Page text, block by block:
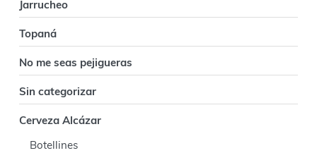
l
Jarrucheo
Topaná
No me seas pejigueras
Sin categorizar
Cerveza Alcázar
Botellines